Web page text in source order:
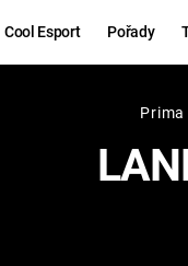
Cool Esport Pořady
Hry
Prima